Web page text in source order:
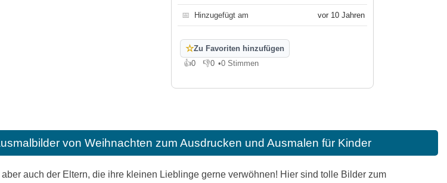
📅 Hinzugefügt am vor 10 Jahren
☆Zu Favoriten hinzufügen
👍0
Gefällt mir
👎0
Gefällt mir nicht
•0 Stimmen
von Weihnachten zum Ausdrucken und Ausmalen für Kinder
auch der Eltern, die ihre kleinen Lieblinge gerne verwöhnen! Hier sind tolle Bilder zum